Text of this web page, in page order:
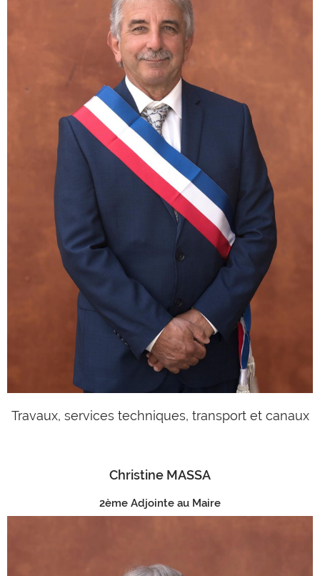
Travaux, services techniques, transport et canaux
Christine MASSA
2ème Adjointe au Maire